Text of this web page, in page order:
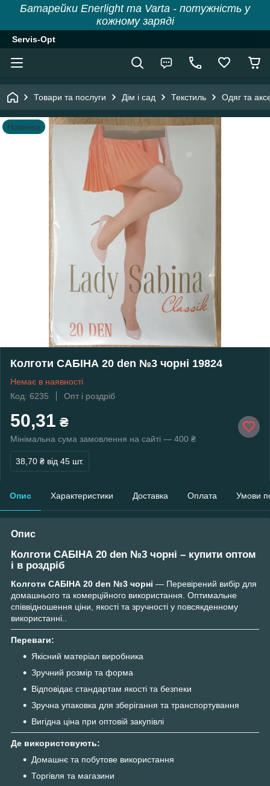
Батарейки Enerlight та Varta - потужність у
кожному заряді
Servis-Opt
Товари та послуги Дім і сад Текстиль Одяг та
Новинка
Колготи САБІНА 20 den №3 чорні 19824
Немає в наявності
Код: 6235
Опт і роздріб
50,31 ₴
Мінімальна сума замовлення на сайті — 400 ₴
38,70 ₴ від 45 шт.
Опис Характеристики Доставка Оплата Умови
Опис
Колготи САБІНА 20 den №3 чорні – купити оптом
і в роздріб
Колготи САБІНА 20 den №3 чорні — Перевірений вибір для
домашнього та комерційного використання. Оптимальне
співвідношення ціни, якості та зручності у повсякденному
використанні..
Переваги:
Якісний матеріал виробника
Зручний розмір та форма
Відповідає стандартам якості та безпеки
Зручна упаковка для зберігання та транспортування
Вигідна ціна при оптовій закупівлі
Де використовують:
Домашнє та побутове використання
Торгівля та магазини